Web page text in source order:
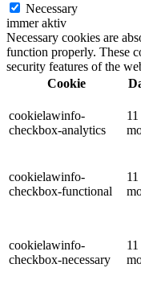
Necessary
immer aktiv
Necessary cookies are
function properly. These
security features of the
Cookie
cookielawinfo-
checkbox-analytics
11
cookielawinfo-
checkbox-functional
11
cookielawinfo-
checkbox-necessary
11